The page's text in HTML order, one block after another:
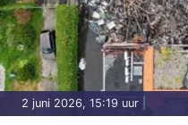
2 juni 2026, 15:19 uur